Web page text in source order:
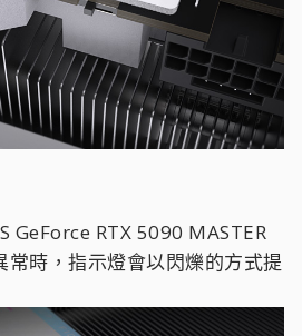
GeForce RTX 5090 MASTER
常時，指示燈會以閃爍的方式提